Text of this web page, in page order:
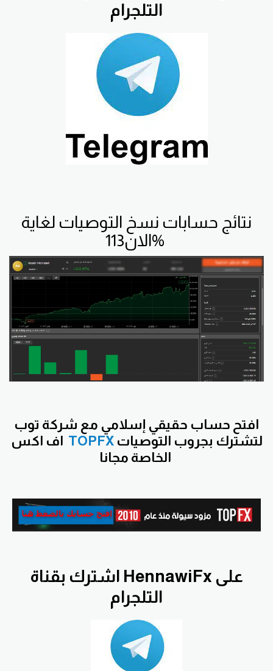
التلجرام
نتائج حسابات نسخ التوصيات لغاية
الان113%
افتح حساب حقيقي إسلامي مع شركة توب
TOPFXلتشترك بجروب التوصيات
اشترك بقناة HennawiFx على
التلجرام